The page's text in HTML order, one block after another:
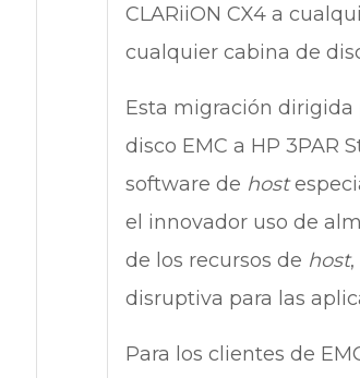
CLARiiON CX4 a
cualquier cabina de
Esta migración
disco EMC a HP 3PAR
software de host
el innovador uso de
de los recursos de host,
disruptiva para las
Para los clientes de